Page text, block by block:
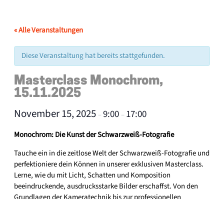
« Alle Veranstaltungen
Diese Veranstaltung hat bereits stattgefunden.
Masterclass Monochrom,
15.11.2025
November 15, 2025 –9:00 –17:00
Monochrom: Die Kunst der Schwarzweiß-Fotografie
Tauche ein in die zeitlose Welt der Schwarzweiß-Fotografie und
perfektioniere dein Können in unserer exklusiven Masterclass.
Lerne, wie du mit Licht, Schatten und Komposition
beeindruckende, ausdrucksstarke Bilder erschaffst. Von den